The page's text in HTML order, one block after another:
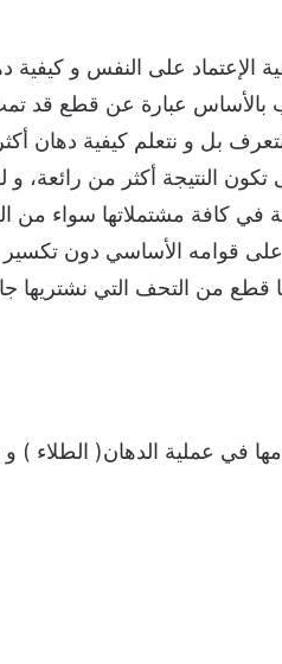
الإعتماد على النفس و
بالأساس عبارة عن قطع قد
بل و نتعلم كيفية دهان
النتيجة أكثر من رائعة، و
في كافة مشتملاتها سواء من
قوامه الأساسي دون تكسير أو
قطع من التحف التي نشتريها
في عملية الدهان( الطلاء )